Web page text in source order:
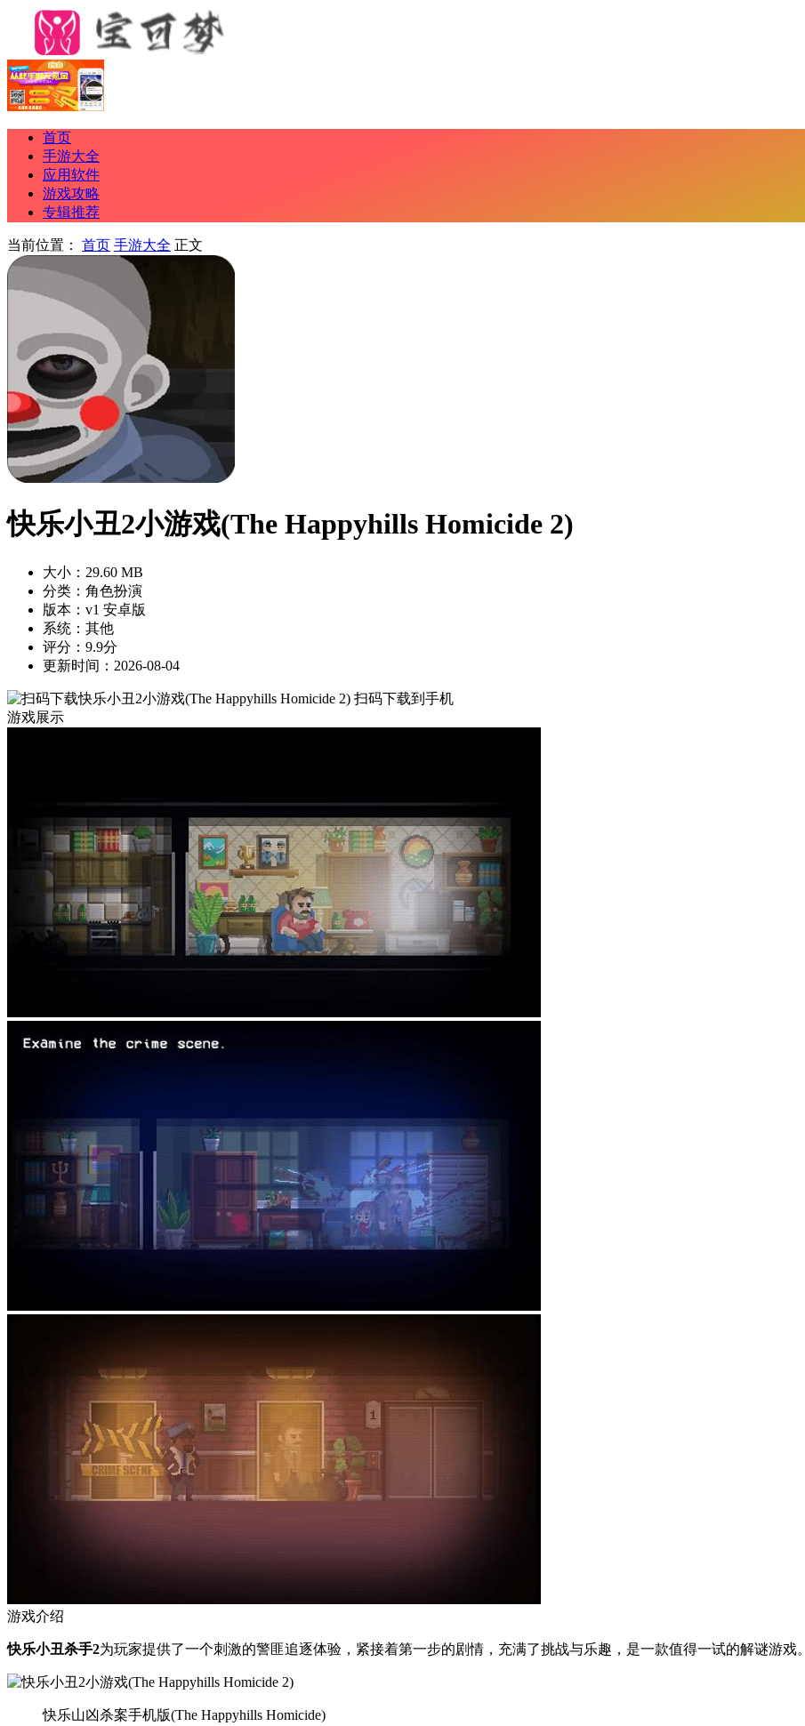
首页
手游大全
应用软件
游戏攻略
专辑推荐
当前位置： 首页 手游大全 正文
快乐小丑2小游戏(The Happyhills Homicide 2)
大小：29.60 MB
分类：角色扮演
版本：v1 安卓版
系统：其他
评分：9.9分
更新时间：2026-08-04
扫码下载到手机
游戏展示
游戏介绍
快乐小丑杀手2为玩家提供了一个刺激的警匪追逐体验，紧接着第一步的剧情，充满了挑战与乐趣，是一款值得一试的解谜游戏。
快乐山凶杀案手机版(The Happyhills Homicide)